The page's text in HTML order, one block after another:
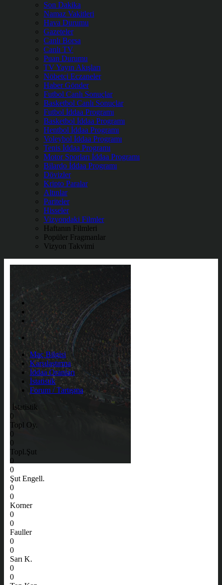
Son Dakika
Namaz Vakitleri
Hava Durumu
Gazeteler
Canlı Borsa
Canlı TV
Puan Durumu
TV Yayın Akışları
Nöbetçi Eczaneler
Haber Gönder
Futbol Canlı Sonuçlar
Basketbol Canlı Sonuçlar
Futbol İddaa Programı
Basketbol İddaa Programı
Hentbol İddaa Programı
Voleybol İddaa Programı
Tenis İddaa Programı
Motor Sporları İddaa Programı
Bilardo İddaa Programı
Dövizler
Kripto Paralar
Altınlar
Pariteler
Hisseler
Vizyondaki Filmler
Haftanın Filmleri
Popüler Fragmanlar
Vizyon Takvimi
Maç Bilgisi
Karşılaştırma
İddaa Oranları
İstatistik
Forum / Tartışma
İstatistik
0
Topl Oy.
0
0
Topl.Şut
0
0
Şut Engell.
0
0
Korner
0
0
Fauller
0
0
Sarı K.
0
0